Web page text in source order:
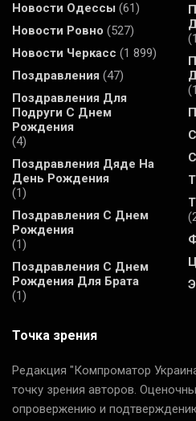
Новости Одессы (61)
Новости Ровно (527)
Новости Черкасс (1 899)
Поздравления (47)
Поздравления Для
Подруги С Днем
Рождения
(4)
Поздравления Дяде На
День Рождения
(1)
Поздравления С Днем
Рождения
(1)
Поздравления С Днем
Рождения Для Брата
(1)
Точка зрения
Редакция "Компроматор
точку зрения авторов.
опровержению и